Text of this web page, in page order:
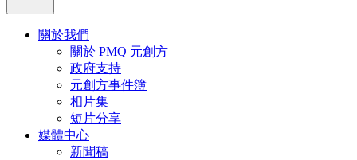
關於我們
關於 PMQ 元創方
政府支持
元創方事件簿
相片集
短片分享
媒體中心
新聞稿